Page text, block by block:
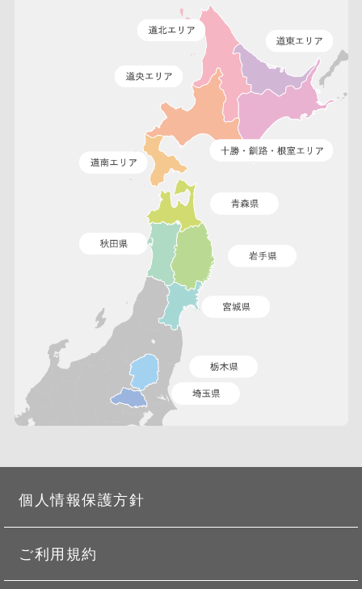
個人情報保護方針
ご利用規約